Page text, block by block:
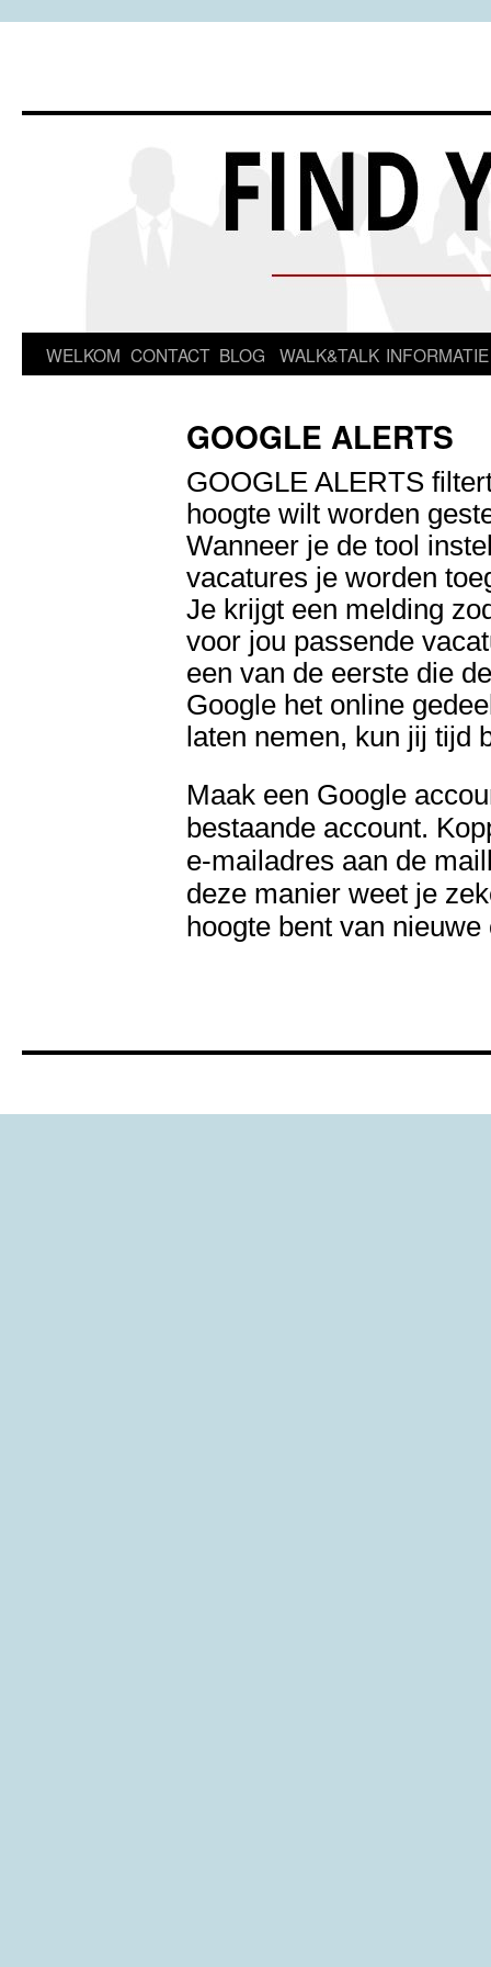
Spring
WELKOM CONTACT BLOG WALK&TALK INFORMATIE
GOOGLE ALERTS
GOOGLE ALERTS
hoogte wilt worden
Wanneer je de tool
vacatures je worden
Je krijgt een melding
voor jou passende
een van de eerste die
Google het online
laten nemen, kun jij tijd
Maak een Google
bestaande account.
e-mailadres aan de
deze manier weet je
hoogte bent van nieuwe